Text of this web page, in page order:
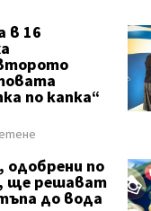
в 16
по капка“
одобрени по
ще решават
до вода